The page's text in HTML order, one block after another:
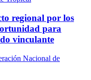
regional por los
para
vinculante